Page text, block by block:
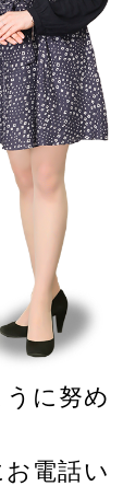
に努め
電話い